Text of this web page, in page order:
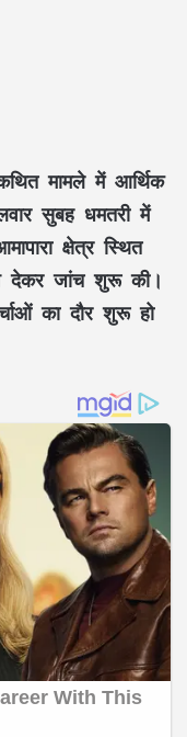
मामले में आर्थिक
सुबह धमतरी में
क्षेत्र स्थित
देकर जांच शुरू की।
का दौर शुरू हो